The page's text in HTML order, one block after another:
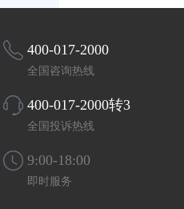
400-017-2000
全国咨询热线
400-017-2000转3
全国投诉热线
9:00-18:00
即时服务